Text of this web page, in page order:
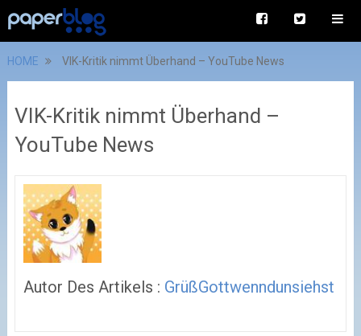
HOME VIK-Kritik nimmt Überhand – YouTube News
VIK-Kritik nimmt Überhand –
YouTube News
Autor Des Artikels : GrüßGottwenndunsiehst